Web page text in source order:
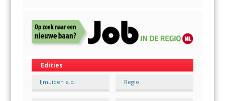
Edities
IJmuiden e.o. Regio